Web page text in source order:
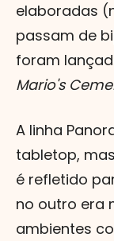
elaboradas
passam de
foram
Mario's
A linha
tabletop,
é refletido
no outro era
ambientes